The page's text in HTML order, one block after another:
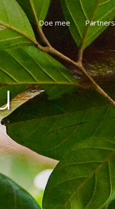
Doe mee Partners